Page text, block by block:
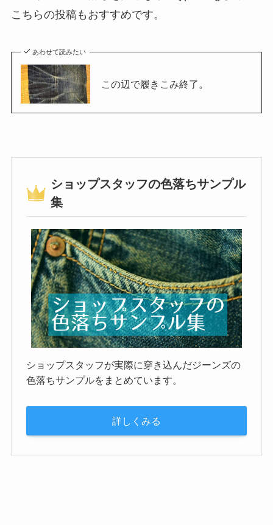
こちらの投稿もおすすめです。
あわせて読みたい
この辺で履きこみ終了。
ショップスタッフの色落ちサンプル
集
ショップスタッフが実際に穿き込んだジーンズの
色落ちサンプルをまとめています。
詳しくみる